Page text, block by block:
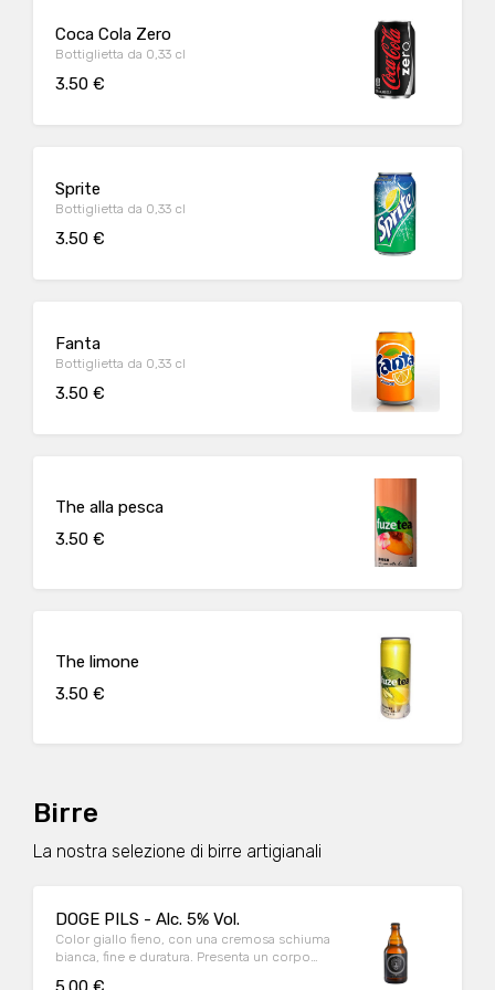
Coca Cola Zero
Bottiglietta da 0,33 cl
3.50 €
Sprite
Bottiglietta da 0,33 cl
3.50 €
Fanta
Bottiglietta da 0,33 cl
3.50 €
The alla pesca
3.50 €
The limone
3.50 €
Birre
La nostra selezione di birre artigianali
DOGE PILS - Alc. 5% Vol.
Color giallo fieno, con una cremosa schiuma
bianca, fine e duratura. Presenta un corpo